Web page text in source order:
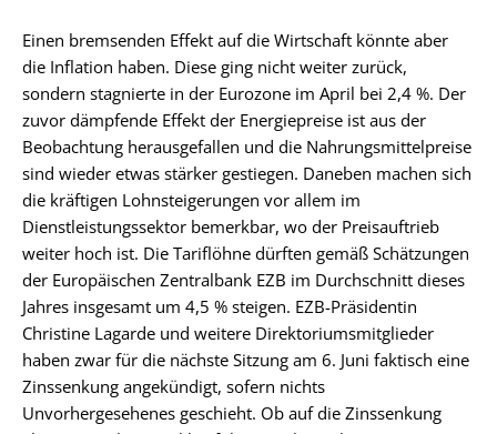
Einen bremsenden Effekt auf die Wirtschaft könnte aber
die Inflation haben. Diese ging nicht weiter zurück,
sondern stagnierte in der Eurozone im April bei 2,4 %. Der
zuvor dämpfende Effekt der Energiepreise ist aus der
Beobachtung herausgefallen und die Nahrungsmittelpreise
sind wieder etwas stärker gestiegen. Daneben machen sich
die kräftigen Lohnsteigerungen vor allem im
Dienstleistungssektor bemerkbar, wo der Preisauftrieb
weiter hoch ist. Die Tariflöhne dürften gemäß Schätzungen
der Europäischen Zentralbank EZB im Durchschnitt dieses
Jahres insgesamt um 4,5 % steigen. EZB-Präsidentin
Christine Lagarde und weitere Direktoriumsmitglieder
haben zwar für die nächste Sitzung am 6. Juni faktisch eine
Zinssenkung angekündigt, sofern nichts
Unvorhergesehenes geschieht. Ob auf die Zinssenkung